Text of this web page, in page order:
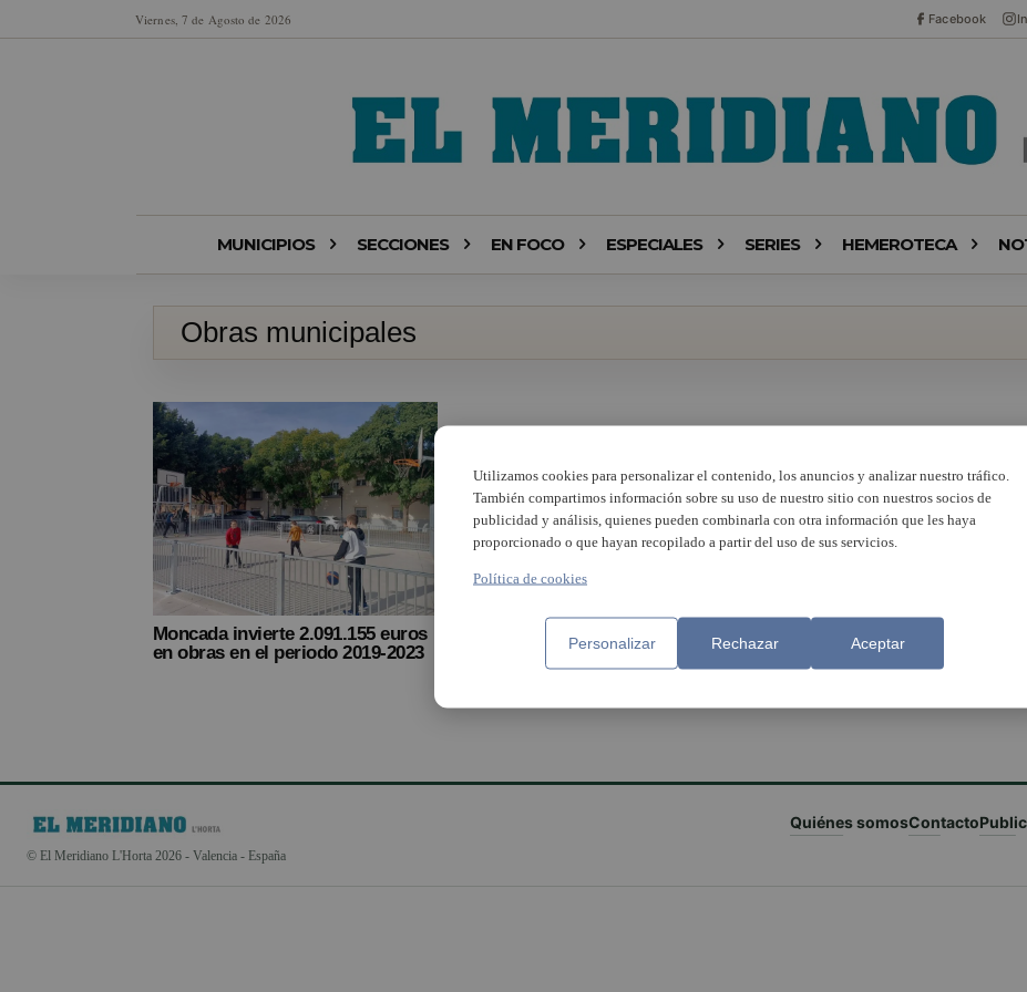
Viernes, 7 de Agosto de 2026 Facebook
MUNICIPIOS SECCIONES EN FOCO ESPECIALES SERIES HEMEROTECA
Obras municipales
Moncada invierte 2.091.155 euros
en obras en el periodo 2019-2023
© El Meridiano L'Horta 2026 - Valencia - España
Quiénes somosContacto
Utilizamos cookies para personalizar el contenido, los anuncios y analizar nuestro tráfico.
También compartimos información sobre su uso de nuestro sitio con nuestros socios de
publicidad y análisis, quienes pueden combinarla con otra información que les haya
proporcionado o que hayan recopilado a partir del uso de sus servicios.
Política de cookies
Personalizar Rechazar Aceptar